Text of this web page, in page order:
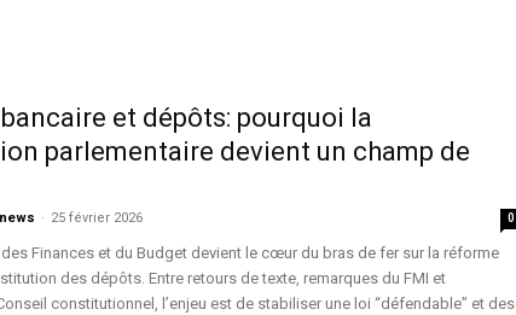
et dépôts: pourquoi la
parlementaire devient un champ de
- 25 février 2026 0
Finances et du Budget devient le cœur du bras de fer sur la réforme
des dépôts. Entre retours de texte, remarques du FMI et
constitutionnel, l’enjeu est de stabiliser une loi “défendable” et des